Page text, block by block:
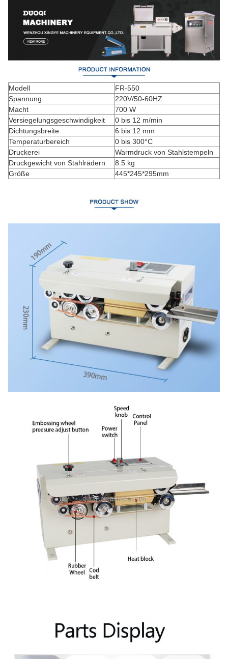
Modell
FR-550
Spannung
220V/50-60HZ
Macht
700 W
Versiegelungsgeschwindigkeit
0 bis 12 m/min
Dichtungsbreite
6 bis 12 mm
Temperaturbereich
0 bis 300°C
Druckerei
Warmdruck von Stahlstempeln
Druckgewicht von Stahlrädern
8.5 kg
Größe
445*245*295mm